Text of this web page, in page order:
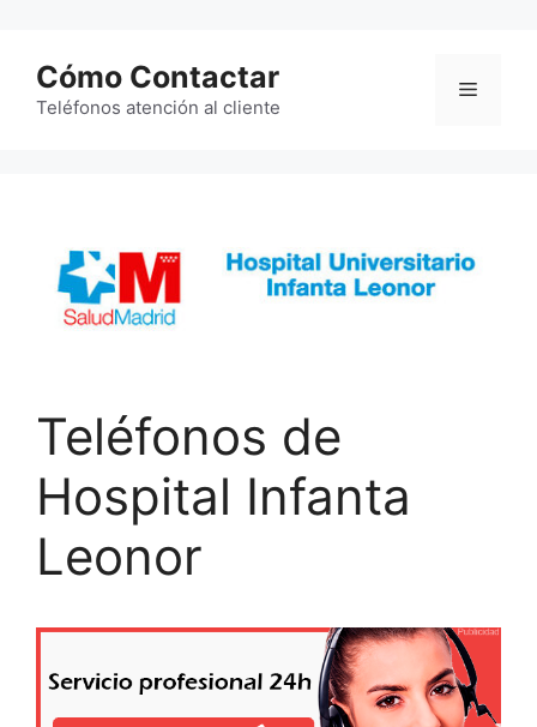
contenido
Cómo Contactar
Teléfonos atención al cliente
Menú
Teléfonos de
Hospital Infanta
Leonor